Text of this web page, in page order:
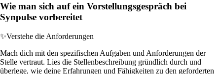
Wie man sich auf ein Vorstellungsgespräch bei
Synpulse vorbereitet
✨Verstehe die Anforderungen
Mach dich mit den spezifischen Aufgaben und Anforderungen der
Stelle vertraut. Lies die Stellenbeschreibung gründlich durch und
überlege, wie deine Erfahrungen und Fähigkeiten zu den geforderten